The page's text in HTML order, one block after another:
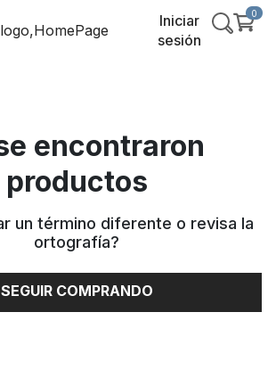
Iniciar
sesión
0
encontraron
productos
un término diferente o revisa la
ortografía?
SEGUIR COMPRANDO